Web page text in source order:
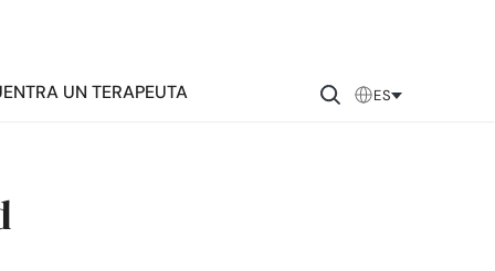
UN TERAPEUTA ES